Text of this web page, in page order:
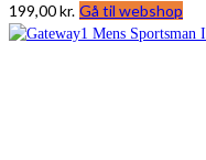
199,00kr. Gå til webshop